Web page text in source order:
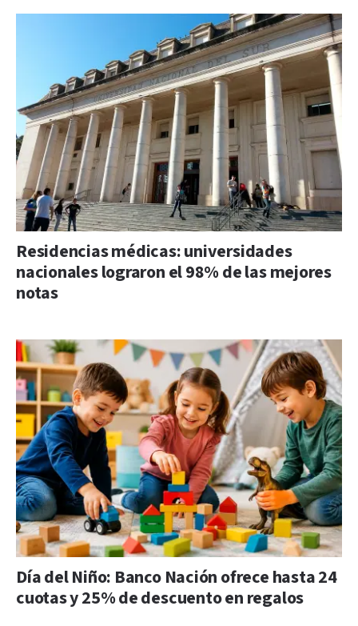
Residencias médicas: universidades
nacionales lograron el 98% de las mejores
notas
Día del Niño: Banco Nación ofrece hasta 24
cuotas y 25% de descuento en regalos